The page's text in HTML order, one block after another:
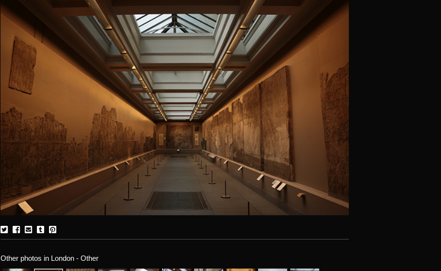
Other photos in London - Other